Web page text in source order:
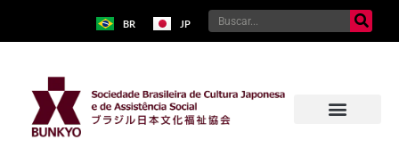
BR JP